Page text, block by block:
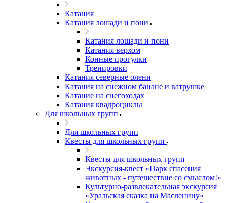
Катания
Катания лошади и пони
Катания лошади и пони
Катания верхом
Конные прогулки
Тренировки
Катания северные олени
Катания на снежном банане и ватрушке
Катание на снегоходах
Катания квадроциклы
Для школьных групп
Для школьных групп
Квесты для школьных групп
Квесты для школьных групп
Экскурсия-квест «Парк спасения
животных - путешествие со смыслом!»
Культурно-развлекательная экскурсия
«Уральская сказка на Масленицу»